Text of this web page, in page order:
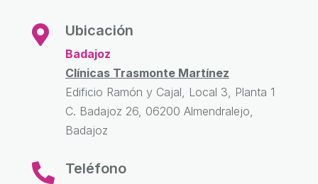
 Ubicación
Badajoz
Clínicas Trasmonte Martínez
Edificio Ramón y Cajal, Local 3, Planta 1
C. Badajoz 26, 06200 Almendralejo,
Badajoz
 Teléfono